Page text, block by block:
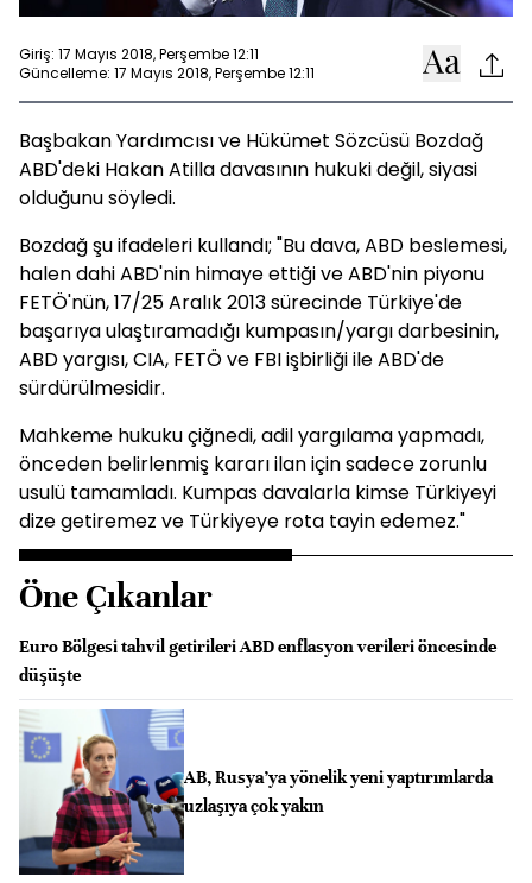
Giriş: 17 Mayıs 2018, Perşembe 12:11
Güncelleme: 17 Mayıs 2018, Perşembe 12:11
Başbakan Yardımcısı ve Hükümet Sözcüsü Bozdağ
ABD'deki Hakan Atilla davasının hukuki değil, siyasi
olduğunu söyledi.
Bozdağ şu ifadeleri kullandı; "Bu dava, ABD beslemesi,
halen dahi ABD'nin himaye ettiği ve ABD'nin piyonu
FETÖ'nün, 17/25 Aralık 2013 sürecinde Türkiye'de
başarıya ulaştıramadığı kumpasın/yargı darbesinin,
ABD yargısı, CIA, FETÖ ve FBI işbirliği ile ABD'de
sürdürülmesidir.
Mahkeme hukuku çiğnedi, adil yargılama yapmadı,
önceden belirlenmiş kararı ilan için sadece zorunlu
usulü tamamladı. Kumpas davalarla kimse Türkiyeyi
dize getiremez ve Türkiyeye rota tayin edemez."
Öne Çıkanlar
Euro Bölgesi tahvil getirileri ABD enflasyon verileri öncesinde
düşüşte
AB, Rusya’ya yönelik yeni yaptırımlarda
uzlaşıya çok yakın